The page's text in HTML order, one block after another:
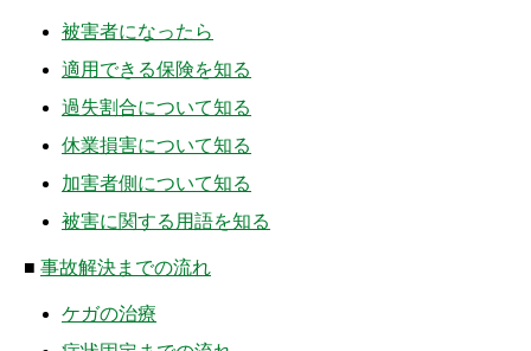
被害者になったら
適用できる保険を知る
過失割合について知る
休業損害について知る
加害者側について知る
被害に関する用語を知る
■ 事故解決までの流れ
ケガの治療